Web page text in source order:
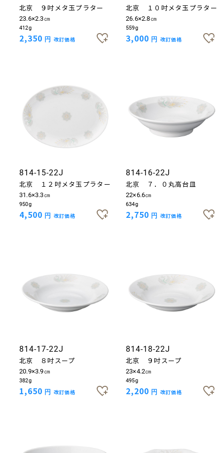
北京 ９吋メタ玉プラター
23.6×2.3㎝
412g
2,350 円 改訂価格
北京 １０吋メタ玉プラター
26.6×2.8㎝
559g
3,000 円 改訂価格
814-15-22J
北京 １２吋メタ玉プラター
31.6×3.3㎝
950g
4,500 円 改訂価格
814-16-22J
北京 ７．０丸高台皿
22×6.6㎝
634g
2,750 円 改訂価格
814-17-22J
北京 ８吋スープ
20.9×3.9㎝
382g
1,650 円 改訂価格
814-18-22J
北京 ９吋スープ
23×4.2㎝
495g
2,200 円 改訂価格
カートへ進む